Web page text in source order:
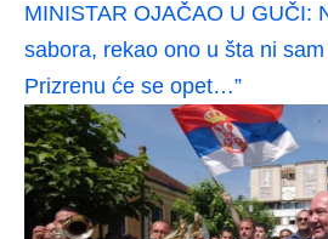
MINISTAR OJAČAO U GUČI:
sabora, rekao ono u šta ni sam
Prizrenu će se opet…”